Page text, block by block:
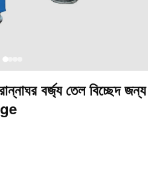
বর্জ্য তেল বিচ্ছেদ জন্য